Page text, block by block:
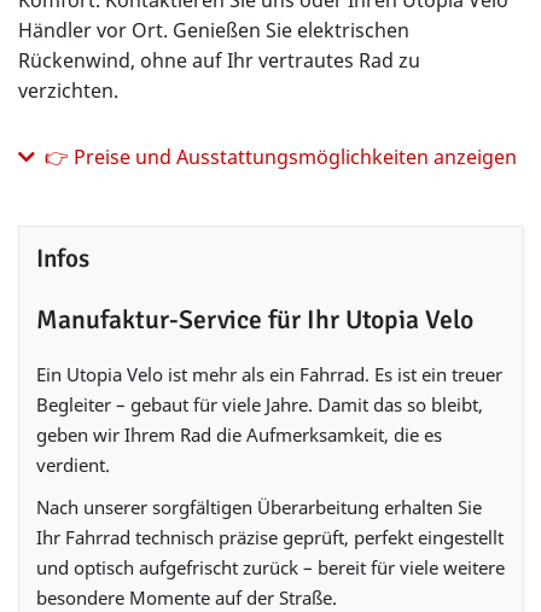
Händler vor Ort. Genießen Sie elektrischen
Rückenwind, ohne auf Ihr vertrautes Rad zu
verzichten.
👉 Preise und Ausstattungsmöglichkeiten anzeigen
Infos
Manufaktur-Service für Ihr Utopia Velo
Ein Utopia Velo ist mehr als ein Fahrrad. Es ist ein treuer
Begleiter – gebaut für viele Jahre. Damit das so bleibt,
geben wir Ihrem Rad die Aufmerksamkeit, die es
verdient.
Nach unserer sorgfältigen Überarbeitung erhalten Sie
Ihr Fahrrad technisch präzise geprüft, perfekt eingestellt
und optisch aufgefrischt zurück – bereit für viele weitere
besondere Momente auf der Straße.